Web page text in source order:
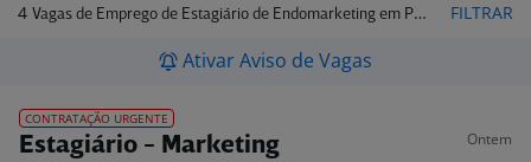
4 Vagas de Emprego de Estagiário de Endomarketing em Porto Alegre - RS FILTRAR
Ativar Aviso de Vagas
CONTRATAÇÃO URGENTE
Estagiário - Marketing Ontem